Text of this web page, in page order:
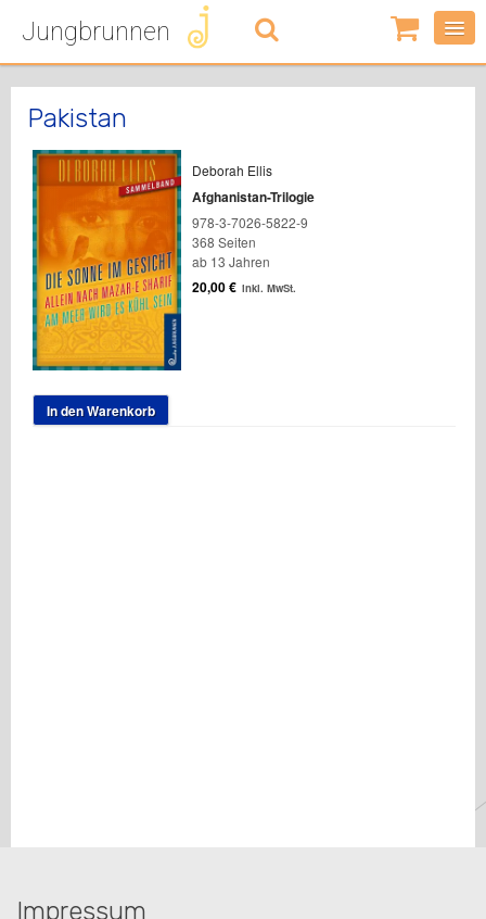
Jungbrunnen
0
Artikel
-
Pakistan
Deborah Ellis
Afghanistan-Trilogie
978-3-7026-5822-9
368 Seiten
ab 13 Jahren
20,00€ inkl. MwSt.
In den Warenkorb
Impressum